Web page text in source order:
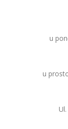
u
u